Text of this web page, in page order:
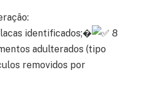
identificados;�
8
adulterados (tipo
removidos por